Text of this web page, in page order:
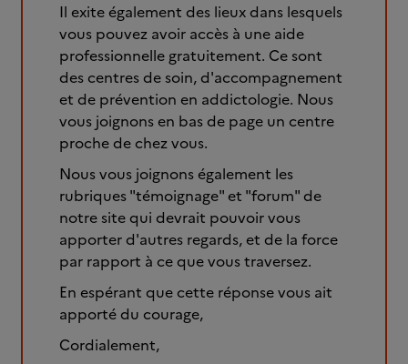
Il exite également des lieux dans lesquels
vous pouvez avoir accès à une aide
professionnelle gratuitement. Ce sont
des centres de soin, d'accompagnement
et de prévention en addictologie. Nous
vous joignons en bas de page un centre
proche de chez vous.
Nous vous joignons également les
rubriques "témoignage" et "forum" de
notre site qui devrait pouvoir vous
apporter d'autres regards, et de la force
par rapport à ce que vous traversez.
En espérant que cette réponse vous ait
apporté du courage,
Cordialement,